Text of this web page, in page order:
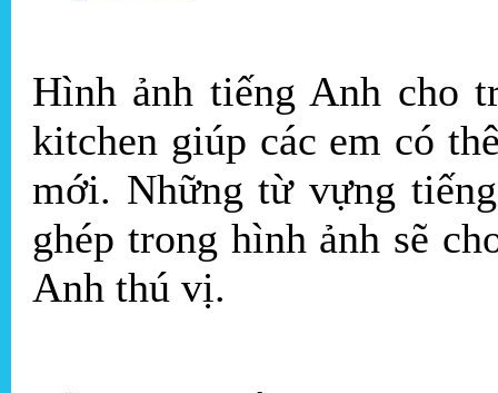
Hình ảnh tiếng Anh cho
kitchen giúp các em có
mới. Những từ vựng
ghép trong hình ảnh sẽ
Anh thú vị.